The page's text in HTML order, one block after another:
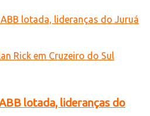
lotada, lideranças do